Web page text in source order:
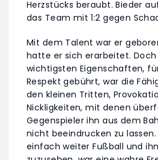
Herzstücks beraubt. Bieder
das Team mit 1:2 gegen
Mit dem Talent war er
hatte er sich erarbeitet.
wichtigsten Eigenschaften,
Respekt gebührt, war die
den kleinen Tritten,
Nickligkeiten, mit denen
Gegenspieler ihn aus dem
nicht beeindrucken zu
einfach weiter Fußball und